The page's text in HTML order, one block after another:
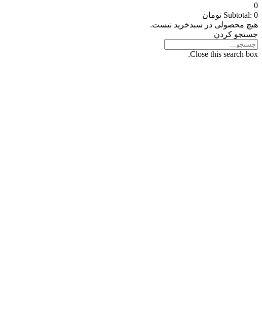
0
Subtotal: 0
تومان
هیچ محصولی در سبدخرید نیست.
جستجو کردن
Close this search box.